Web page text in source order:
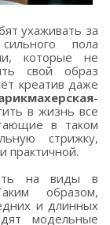
ухаживать за
пола
которые не
свой образ
креатив даже
-
в жизнь все
в таком
стрижку,
практичной.
на виды в
образом,
и длинных
модельные